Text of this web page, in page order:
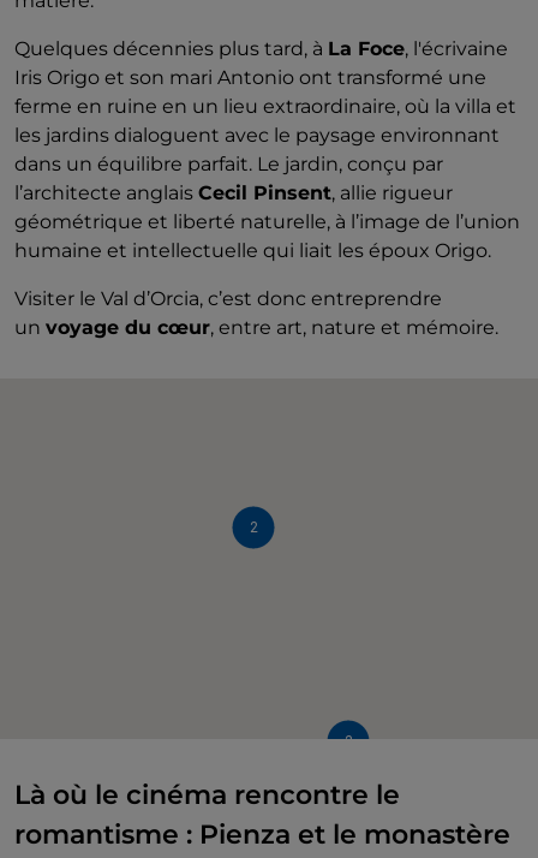
Quelques décennies plus tard, à La Foce, l'écrivaine
Iris Origo et son mari Antonio ont transformé une
ferme en ruine en un lieu extraordinaire, où la villa et
les jardins dialoguent avec le paysage environnant
dans un équilibre parfait. Le jardin, conçu par
l’architecte anglais Cecil Pinsent, allie rigueur
géométrique et liberté naturelle, à l’image de l’union
humaine et intellectuelle qui liait les époux Origo.
Visiter le Val d’Orcia, c’est donc entreprendre
un voyage du cœur, entre art, nature et mémoire.
2
2
Là où le cinéma rencontre le
romantisme : Pienza et le monastère